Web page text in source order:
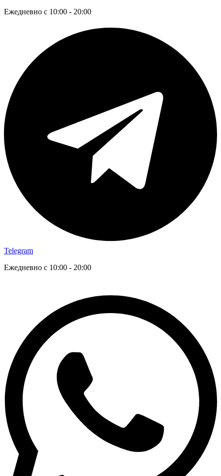
Ежедневно с 10:00 - 20:00
Telegram
Ежедневно с 10:00 - 20:00